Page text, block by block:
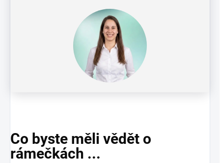
Co byste měli vědět o
rámečkách ...